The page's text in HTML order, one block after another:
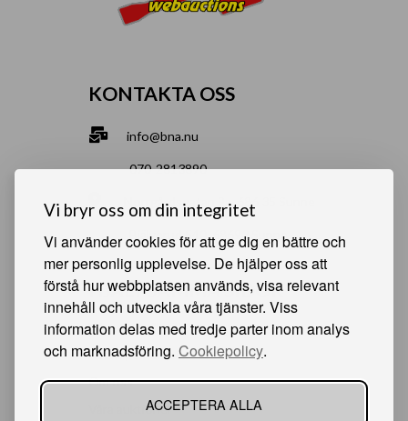
Vi bryr oss om din integritet
Vi använder cookies för att ge dig en bättre och
mer personlig upplevelse. De hjälper oss att
förstå hur webbplatsen används, visa relevant
innehåll och utveckla våra tjänster. Viss
information delas med tredje parter inom analys
och marknadsföring. Cookiepolicy.
ACCEPTERA ALLA
KONTAKTA OSS
info@bna.nu
070-2813890
Norrgårdsgatan 9a, 686 35 Sunne
Bjälverud 540, 68693 Sunne
HJÄLPSAMMA SIDOR
Något du vill sälja?
Att köpa från oss
Om oss
Våra auktioner